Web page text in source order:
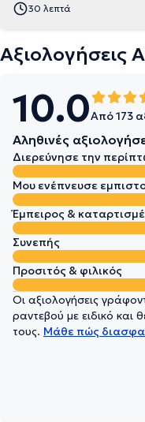
30 λεπτά
Αξιολογήσεις
10.0Από 173
Αληθινές
Διερεύνησε την
Μου ενέπνευσε
Έμπειρος &
Συνεπής
Προσιτός & φιλικός
Οι αξιολογήσεις
ραντεβού με ειδικό και
τους. Μάθε πώς